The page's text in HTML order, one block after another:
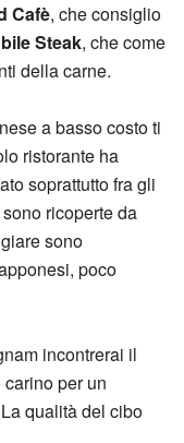
Cafè, che consiglio
Steak, che come
della carne.
a basso costo ti
ristorante ha
soprattutto fra gli
ricoperte da
sono
poco
incontrerai il
per un
qualità del cibo